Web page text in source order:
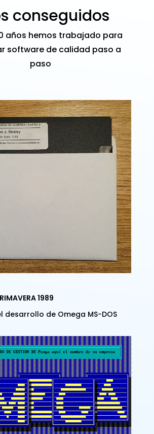
conseguidos
años hemos trabajado para
software de calidad paso a
paso
1989
desarrollo de Omega MS-DOS